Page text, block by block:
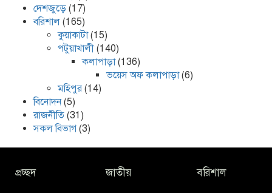
দেশজুড়ে (17)
বরিশাল (165)
কুয়াকাটা(15)
পটুয়াখালী (140)
কলাপাড়া(136)
ভয়েস অফ কলাপাড়া(6)
মহিপুর (14)
বিনোদন(5)
রাজনীতি (31)
সকল বিভাগ(3)
প্রচ্ছদ জাতীয় বরিশাল